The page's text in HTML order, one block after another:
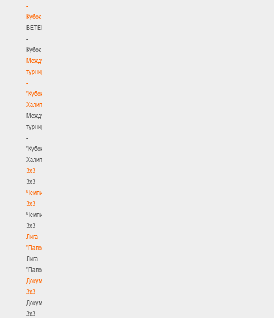
-
Кубок
BETERA
-
Кубок
Международный
турнир
-
"Кубок
Халипского"
Международный
турнир
-
"Кубок
Халипского"
3x3
3x3
Чемпионат
3х3
Чемпионат
3х3
Лига
"Палова"
Лига
"Палова"
Документы
3х3
Документы
3х3